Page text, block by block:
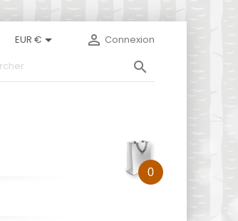
EUR €  Connexion

0